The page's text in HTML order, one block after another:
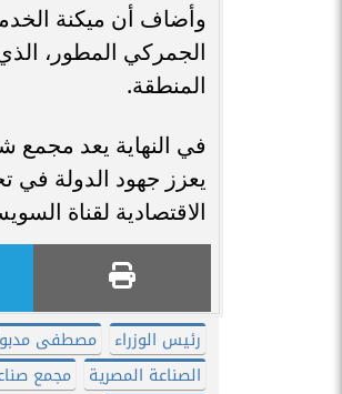
وأضاف أن ميكنة
الجمركي المطور،
المنطقة.
في النهاية يعد مجمع
يعزز جهود الدولة في
الاقتصادية لقناة
رئيس الوزراء مصطفى
الصناعة المصرية
مجمع